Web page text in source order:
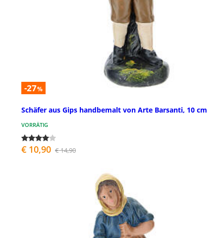
-27%
Schäfer aus Gips handbemalt von Arte Barsanti, 10 cm
VORRÄTIG
€ 10,90 € 14,90